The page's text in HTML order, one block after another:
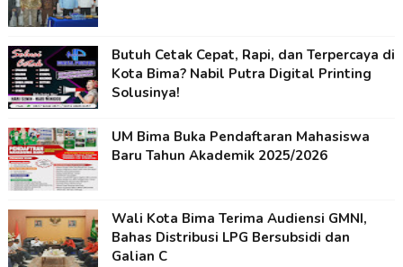
Butuh Cetak Cepat, Rapi, dan Terpercaya di
Kota Bima? Nabil Putra Digital Printing
Solusinya!
UM Bima Buka Pendaftaran Mahasiswa
Baru Tahun Akademik 2025/2026
Wali Kota Bima Terima Audiensi GMNI,
Bahas Distribusi LPG Bersubsidi dan
Galian C